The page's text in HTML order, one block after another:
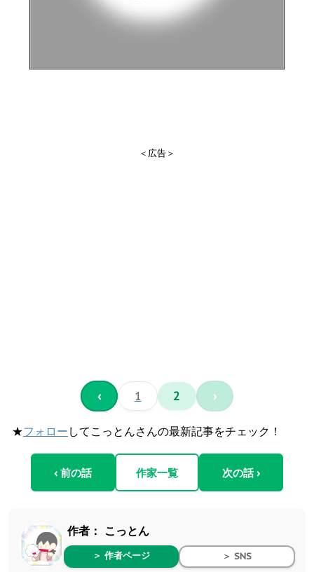
＜広告＞
‹ 1 2 ›
★フォロー してこっとんさんの最新記事をチェック！
‹ 前の話 作家一覧 次の話 ›
作者： こっとん
＞ 作者ページ ＞ SNS